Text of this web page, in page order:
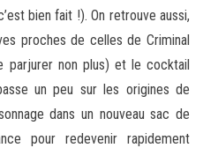
bien fait !). On retrouve aussi,
proches de celles de Criminal
parjurer non plus) et le cocktail
un peu sur les origines de
dans un nouveau sac de
pour redevenir rapidement